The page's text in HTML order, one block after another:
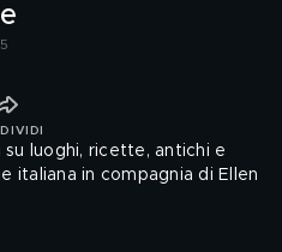
luoghi, ricette, antichi e
italiana in compagnia di Ellen